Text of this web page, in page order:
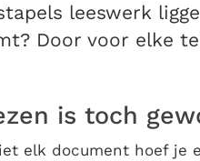
leeswerk
Door voor elke
is toch
elk document hoef je